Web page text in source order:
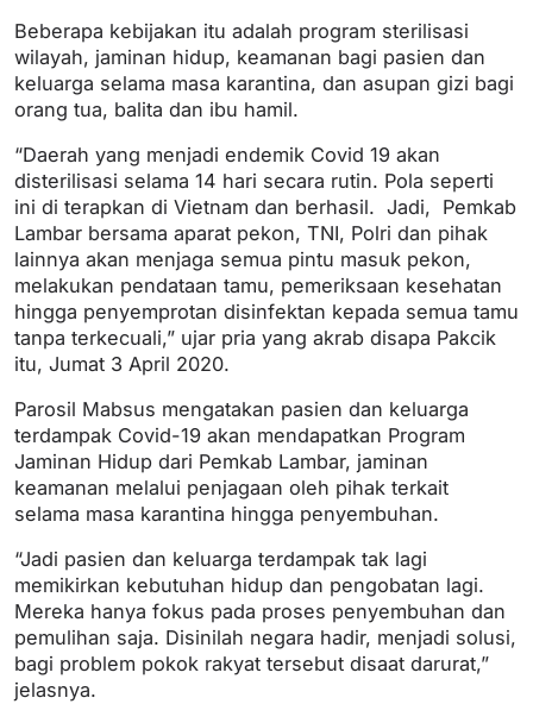
Beberapa kebijakan itu adalah program sterilisasi
wilayah, jaminan hidup, keamanan bagi pasien dan
keluarga selama masa karantina, dan asupan gizi bagi
orang tua, balita dan ibu hamil.
“Daerah yang menjadi endemik Covid 19 akan
disterilisasi selama 14 hari secara rutin. Pola seperti
ini di terapkan di Vietnam dan berhasil. Jadi, Pemkab
Lambar bersama aparat pekon, TNI, Polri dan pihak
lainnya akan menjaga semua pintu masuk pekon,
melakukan pendataan tamu, pemeriksaan kesehatan
hingga penyemprotan disinfektan kepada semua tamu
tanpa terkecuali,” ujar pria yang akrab disapa Pakcik
itu, Jumat 3 April 2020.
Parosil Mabsus mengatakan pasien dan keluarga
terdampak Covid-19 akan mendapatkan Program
Jaminan Hidup dari Pemkab Lambar, jaminan
keamanan melalui penjagaan oleh pihak terkait
selama masa karantina hingga penyembuhan.
“Jadi pasien dan keluarga terdampak tak lagi
memikirkan kebutuhan hidup dan pengobatan lagi.
Mereka hanya fokus pada proses penyembuhan dan
pemulihan saja. Disinilah negara hadir, menjadi solusi,
bagi problem pokok rakyat tersebut disaat darurat,”
jelasnya.